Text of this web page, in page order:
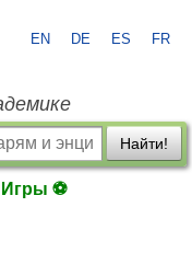
EN DE ES FR
Найти!
Игры ⚽